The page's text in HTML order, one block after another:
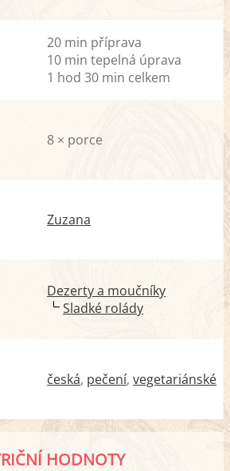
20 min příprava
10 min tepelná úprava
1 hod 30 min celkem
8 × porce
Zuzana
Dezerty a moučníky
Sladké rolády
česká pečení vegetariánské
HODNOTY